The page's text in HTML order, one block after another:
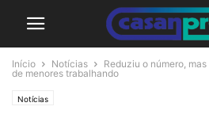
Início Notícias
Reduziu o número,
de menores trabalhando
Notícias